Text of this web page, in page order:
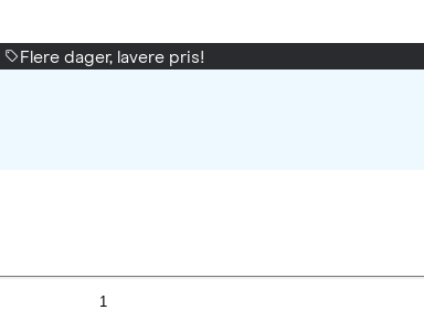
Flere dager, lavere pris!
1